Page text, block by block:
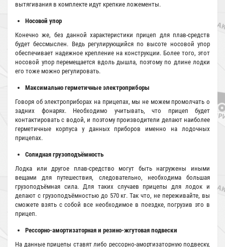
вытягивания в комплекте идут крепкие ложементы.
Носовой упор
Конечно же, без данной характеристики прицеп для плав-средств
будет бессмыслен. Ведь регулирующийся по высоте носовой упор
обеспечивает надежное крепление на конструкции. Более того, этот
носовой упор перемещается вдоль дышла, поэтому по длине лодки
его тоже можно регулировать.
Максимально герметичные электроприборы
Говоря об электроприборах на прицепах, мы не можем промолчать о
задних фонарях. Необходимо учитывать, что прицеп будет
контактировать с водой, и поэтому производители делают наиболее
герметичные корпуса у данных приборов именно на лодочных
прицепах.
Солидная грузоподъёмность
Лодка или другое плав-средство могут быть нагружены иными
вещами для путешествия, следовательно, необходима большая
грузоподъёмная сила. Для таких случаев прицепы для лодок и
делают с грузоподъёмностью до 570 кг. Так что, не переживайте, вы
сможете взять с собой все необходимое в поездке, погрузив это в
прицеп.
Рессорно-амортизаторная и резино-жгутовая подвески
На данные прицепы ставят либо рессорно-амортизаторную подвеску,